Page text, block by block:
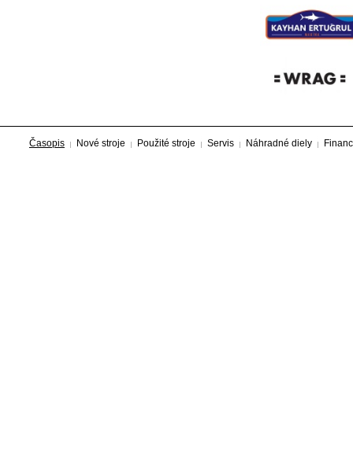
Časopis Nové stroje Použité stroje Servis Náhradné diely